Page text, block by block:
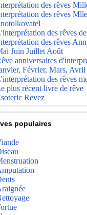
des rêves
des rêves
des rêves
des rêves
Juin Juillet Août
anniversaires
Février, Mars, Avril
des rêves
plus récent livre de rêve
Revez
populaires